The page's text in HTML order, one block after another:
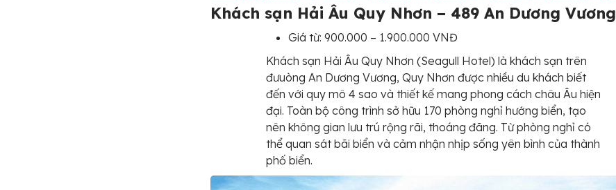
Khách sạn Hải Âu Quy Nhơn – 489 An Dương Vương
Giá từ: 900.000 – 1.900.000 VNĐ
Khách sạn Hải Âu Quy Nhơn (Seagull Hotel) là khách sạn trên
đưuòng An Dương Vương, Quy Nhơn được nhiều du khách biết
đến với quy mô 4 sao và thiết kế mang phong cách châu Âu hiện
đại. Toàn bộ công trình sở hữu 170 phòng nghỉ hướng biển, tạo
nên không gian lưu trú rộng rãi, thoáng đãng. Từ phòng nghỉ có
thể quan sát bãi biển và cảm nhận nhịp sống yên bình của thành
phố biển.